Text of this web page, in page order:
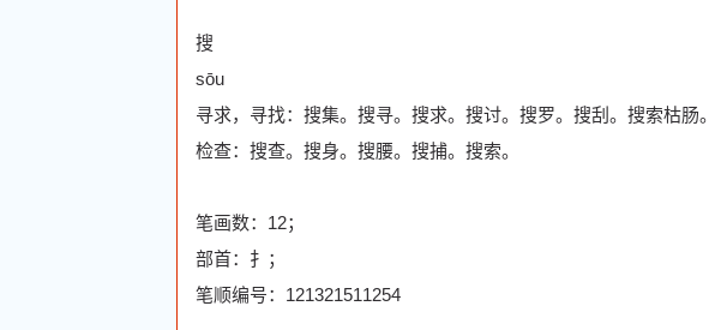
搜
sōu
寻求，寻找：搜集。搜寻。搜求。搜讨。搜罗。搜刮。搜索枯肠。
检查：搜查。搜身。搜腰。搜捕。搜索。
笔画数：12；
部首：扌；
笔顺编号：121321511254